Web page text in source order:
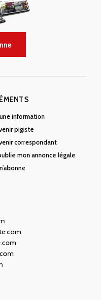
une information
pigiste
correspondant
mon annonce légale